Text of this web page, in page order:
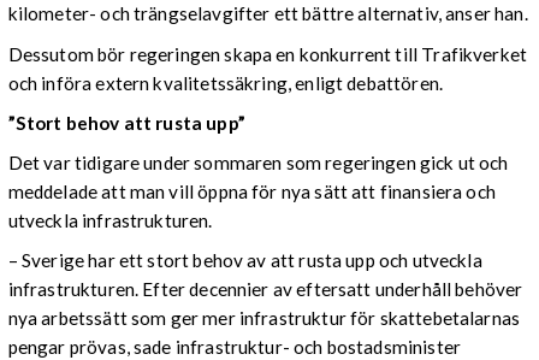
kilometer- och trängselavgifter ett bättre alternativ, anser han.
Dessutom bör regeringen skapa en konkurrent till Trafikverket
och införa extern kvalitetssäkring, enligt debattören.
”Stort behov att rusta upp”
Det var tidigare under sommaren som regeringen gick ut och
meddelade att man vill öppna för nya sätt att finansiera och
utveckla infrastrukturen.
– Sverige har ett stort behov av att rusta upp och utveckla
infrastrukturen. Efter decennier av eftersatt underhåll behöver
nya arbetssätt som ger mer infrastruktur för skattebetalarnas
pengar prövas, sade infrastruktur- och bostadsminister